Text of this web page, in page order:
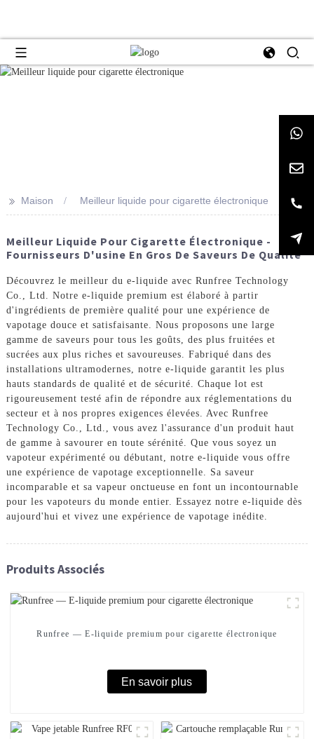
>> Maison Meilleur liquide pour cigarette électronique
Meilleur Liquide Pour Cigarette Électronique -
Fournisseurs D'usine En Gros De Saveurs De Qualité
Découvrez le meilleur du e-liquide avec Runfree Technology
Co., Ltd. Notre e-liquide premium est élaboré à partir
d'ingrédients de première qualité pour une expérience de
vapotage douce et satisfaisante. Nous proposons une large
gamme de saveurs pour tous les goûts, des plus fruitées et
sucrées aux plus riches et savoureuses. Fabriqué dans des
installations ultramodernes, notre e-liquide garantit les plus
hauts standards de qualité et de sécurité. Chaque lot est
rigoureusement testé afin de répondre aux réglementations du
secteur et à nos propres exigences élevées. Avec Runfree
Technology Co., Ltd., vous avez l'assurance d'un produit haut
de gamme à savourer en toute sérénité. Que vous soyez un
vapoteur expérimenté ou débutant, notre e-liquide vous offre
une expérience de vapotage exceptionnelle. Sa saveur
incomparable et sa vapeur onctueuse en font un incontournable
pour les vapoteurs du monde entier. Essayez notre e-liquide dès
aujourd'hui et vivez une expérience de vapotage inédite.
Produits Associés
Runfree — E-liquide premium pour cigarette électronique
En savoir plus